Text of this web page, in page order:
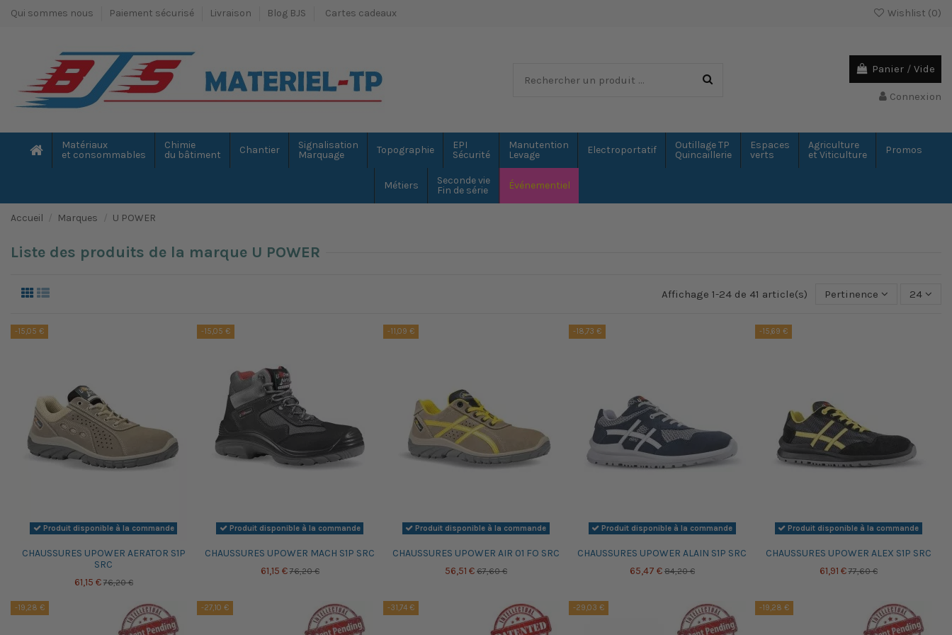
Qui sommes nous Paiement sécurisé Livraison Blog BJS Cartes cadeaux Wishlist (0)
Panier / Vide
Connexion
Matériaux
et consommables
Chimie
du bâtiment
Chantier
Signalisation
Marquage
Topographie
EPI
Sécurité
Manutention
Levage
Electroportatif
Outillage TP
Quincaillerie
Espaces
verts
Agriculture
et Viticulture
Promos
Métiers
Seconde vie
Fin de série
Événementiel
Accueil Marques U POWER
Liste des produits de la marque U POWER
Affichage 1-24 de 41 article(s) Pertinence 24
-15,05 €
Produit disponible à la commande
CHAUSSURES UPOWER AERATOR S1P
SRC
61,15 € 76,20 €
-15,05 €
Produit disponible à la commande
CHAUSSURES UPOWER MACH S1P SRC
61,15 € 76,20 €
-11,09 €
Produit disponible à la commande
CHAUSSURES UPOWER AIR 01 FO SRC
56,51 € 67,60 €
-18,73 €
Produit disponible à la commande
CHAUSSURES UPOWER ALAIN S1P SRC
65,47 € 84,20 €
-15,69 €
Produit disponible à la commande
CHAUSSURES UPOWER ALEX S1P SRC
61,91 €77,60 €
-19,28 € -27,10 € -31,74 € -29,03 € -19,28 €